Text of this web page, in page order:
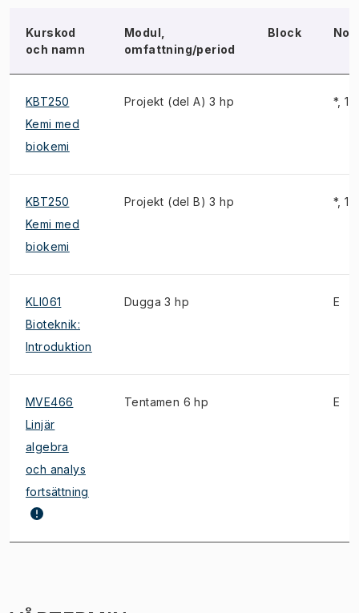
Kurskod
och namn
Modul,
omfattning/period
Block Not
KBT250
Kemi med
biokemi
Projekt (del A) 3 hp *, 1)
KBT250
Kemi med
biokemi
Projekt (del B) 3 hp *, 1)
KLI061
Bioteknik:
Introduktion
Dugga 3 hp E
MVE466
Linjär
algebra
och analys
fortsättning
Tentamen 6 hp E